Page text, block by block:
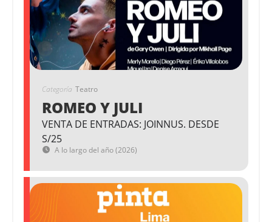
Categoría Teatro
ROMEO Y JULI
VENTA DE ENTRADAS: JOINNUS. DESDE
S/25
A lo largo del año (2026)